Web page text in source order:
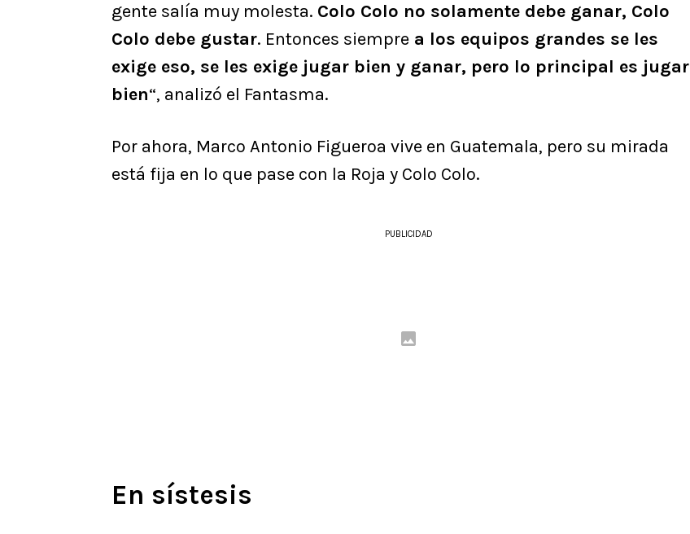
gente salía muy molesta. Colo Colo no solamente debe ganar, Colo
Colo debe gustar. Entonces siempre a los equipos grandes se les
exige eso, se les exige jugar bien y ganar, pero lo principal es jugar
bien“, analizó el Fantasma.
Por ahora, Marco Antonio Figueroa vive en Guatemala, pero su mirada
está fija en lo que pase con la Roja y Colo Colo.
PUBLICIDAD
En sístesis